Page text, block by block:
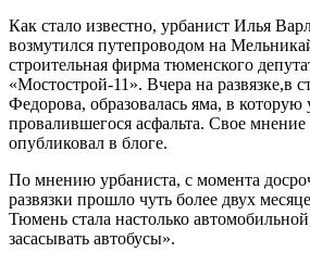
Как стало известно, урбанист Илья
возмутился путепроводом на
строительная фирма тюменского
«Мостострой-11». Вчера на развязке,в
Федорова, образовалась яма, в которую
провалившегося асфальта. Свое
опубликовал в блоге.
По мнению урбаниста, с момента
развязки прошло чуть более двух
Тюмень стала настолько
засасывать автобусы».